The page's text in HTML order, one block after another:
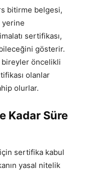
bitirme belgesi,
yerine
sertifikası,
gösterir.
öncelikli
olanlar
olurlar.
Kadar Süre
sertifika kabul
yasal nitelik